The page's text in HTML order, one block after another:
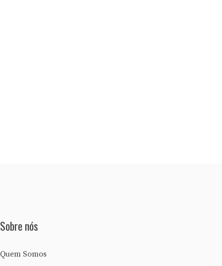
Sobre nós
Quem Somos